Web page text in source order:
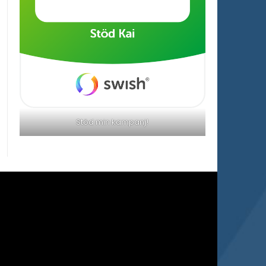
Stöd min kampanj!